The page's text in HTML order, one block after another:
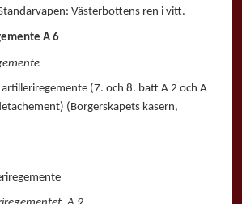
Västerbottens ren i vitt.
A 6
(7. och 8. batt A 2 och A
(Borgerskapets kasern,